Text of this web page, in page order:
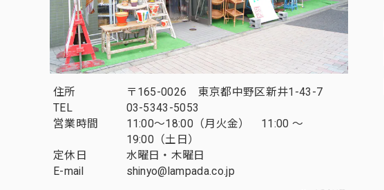
住所
〒165-0026 東京都中野区新井1-43-7
TEL
03-5343-5053
営業時間
11:00～18:00（月火金） 11:00 ～
19:00（土日）
定休日
水曜日・木曜日
E-mail
shinyo@lampada.co.jp